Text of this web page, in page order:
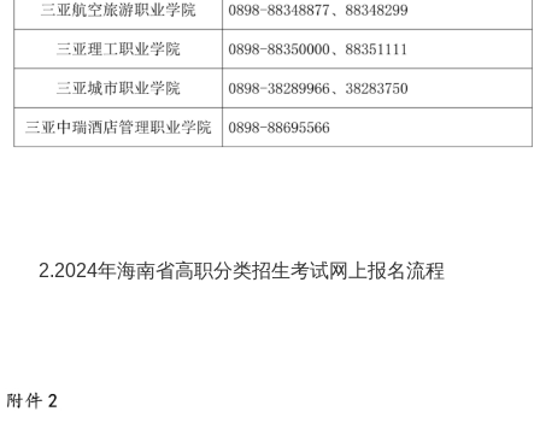
2.2024年海南省高职分类招生考试网上报名流程